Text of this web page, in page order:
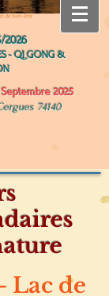
2026
- QI GONG &
2025
74140
Lac de